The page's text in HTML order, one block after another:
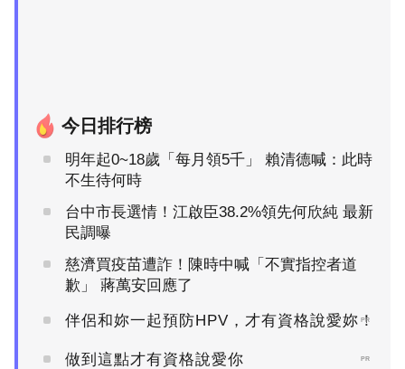
今日排行榜
明年起0~18歲「每月領5千」 賴清德喊：此時
不生待何時
台中市長選情！江啟臣38.2%領先何欣純 最新
民調曝
慈濟買疫苗遭詐！陳時中喊「不實指控者道
歉」 蔣萬安回應了
伴侶和妳一起預防HPV，才有資格說愛妳！
PR
做到這點才有資格說愛你 PR